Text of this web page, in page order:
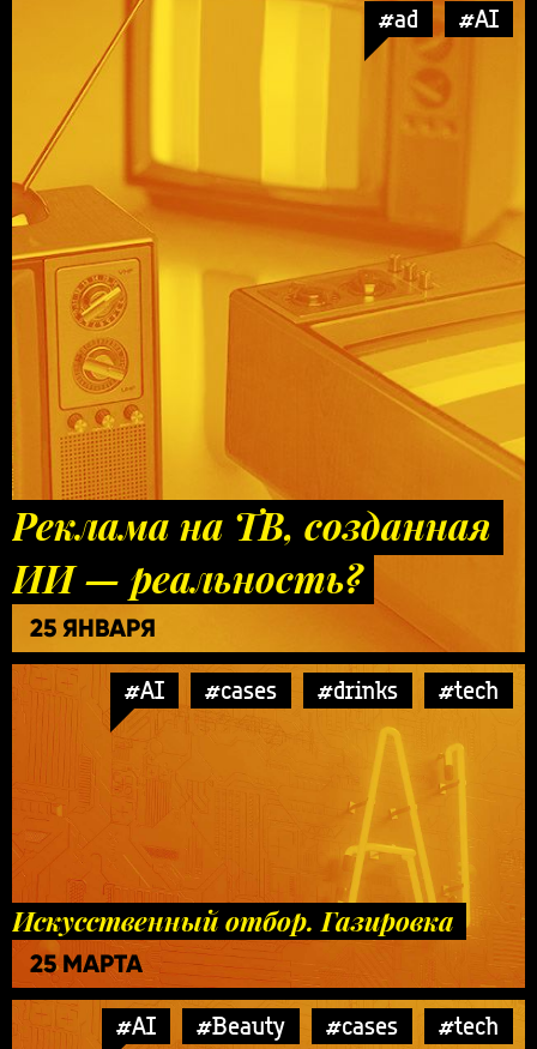
#ad #AI
Реклама на ТВ, созданная
ИИ — реальность?
25 ЯНВАРЯ
#AI #cases #drinks #tech
Искусственный отбор. Газировка
25 МАРТА
#AI #Beauty #cases #tech